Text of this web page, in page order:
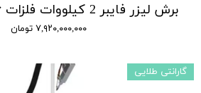
برش لیزر فایبر 2 کیلووات فلزات ۶*۲ فرد صنعت
۷,۹۲۰,۰۰۰,۰۰۰ تومان
گارانتی طلایی